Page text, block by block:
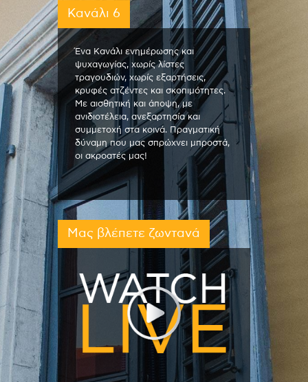
Κανάλι 6
Ένα Κανάλι ενημέρωσης και
ψυχαγωγίας, χωρίς λίστες
τραγουδιών, χωρίς εξαρτήσεις,
κρυφές ατζέντες και σκοπιμότητες.
Με αισθητική και άποψη, με
ανιδιοτέλεια, ανεξαρτησία και
συμμετοχή στα κοινά. Πραγματική
δύναμη που μας σπρώχνει μπροστά,
οι ακροατές μας!
Μας βλέπετε ζωντανά